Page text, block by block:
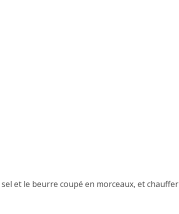
et le beurre coupé en morceaux, et chauffer